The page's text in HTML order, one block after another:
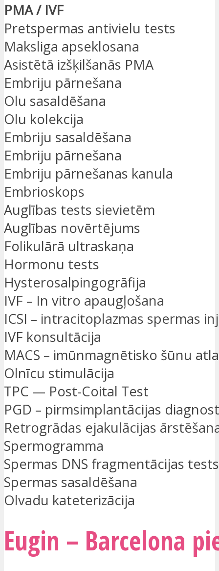
PMA / IVF
Pretspermas antivielu tests
Maksliga apseklosana
Asistētā izšķilšanās PMA
Embriju pārnešana
Olu sasaldēšana
Olu kolekcija
Embriju sasaldēšana
Embriju pārnešana
Embriju pārnešanas kanula
Embrioskops
Auglības tests sievietēm
Auglības novērtējums
Folikulārā ultraskaņa
Hormonu tests
Hysterosalpingogrāfija
IVF – In vitro apaugļošana
ICSI – intracitoplazmas spermas
IVF konsultācija
MACS – imūnmagnētisko šūnu
Olnīcu stimulācija
TPC — Post-Coital Test
PGD – pirmsimplantācijas
Retrogrādas ejakulācijas
Spermogramma
Spermas DNS fragmentācijas tests
Spermas sasaldēšana
Olvadu kateterizācija
Eugin – Barcelona